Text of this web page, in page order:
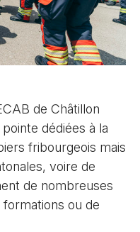
de Châtillon
dédiées à la
fribourgeois mais
voire de
de nombreuses
ou de